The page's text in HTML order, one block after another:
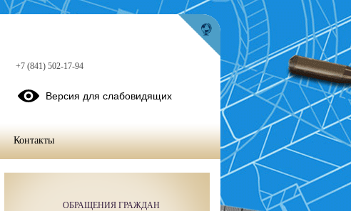
ОБРАЩЕНИЯ ГРАЖДАН
+7 (841) 502-17-94
Версия для слабовидящих
Контакты